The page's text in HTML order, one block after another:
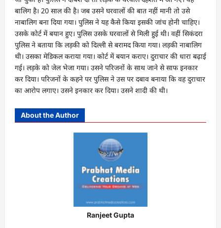
बालिग है। 20 साल की है। जब उसने घरवालों की बात नहीं मानी तो उसे
नाबालिग बना दिया गया। पुलिस ने यह कैसे किया इसकी जांच होनी चाहिए।
उसके कोर्ट में बयान हुए। पुलिस उसके घरवालों से मिली हुई थी। वहीं सिकंदरा
पुलिस ने बताया कि लड़की को दिल्ली से बरामद किया गया। लड़की नाबालिग
थी। उसका मेडिकल कराया गया। कोर्ट में बयान कराए। दुराचार की धारा बढ़ाई
गई। लड़के को जेल भेजा गया। उसने परिजनों के साथ जाने से साफ इनकार
कर दिया। परिजनों के कहने पर पुलिस ने उस पर दबाव बनाया कि वह दुराचार
का आरोप लगाए। उसने इनकार कर दिया। उसने शादी की थी।
About the Author
Ranjeet Gupta